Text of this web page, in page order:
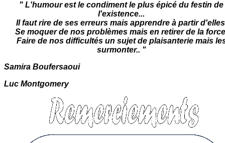
" L'humour est le condiment le plus épicé du festin de
l'existence...
Il faut rire de ses erreurs mais apprendre à partir
Se moquer de nos problèmes mais en retirer de la
Faire de nos difficultés un sujet de plaisanterie mais
surmonter.. "
Samira Boufersaoui
Luc Montgomery